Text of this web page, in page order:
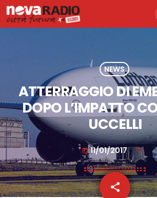
NEWS
ATTERRAGGIO DI
DOPO L’IMPATTO
UCCELLI
today 11/01/2017
share
email